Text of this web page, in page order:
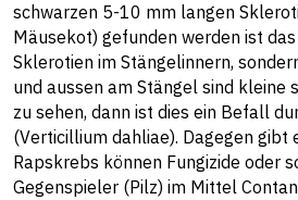
schwarzen 5-10 mm langen
Mäusekot) gefunden werden ist
Sklerotien im Stängelinnern,
und aussen am Stängel sind kleine
zu sehen, dann ist dies ein Befall
(Verticillium dahliae). Dagegen gibt
Rapskrebs können Fungizide oder
Gegenspieler (Pilz) im Mittel